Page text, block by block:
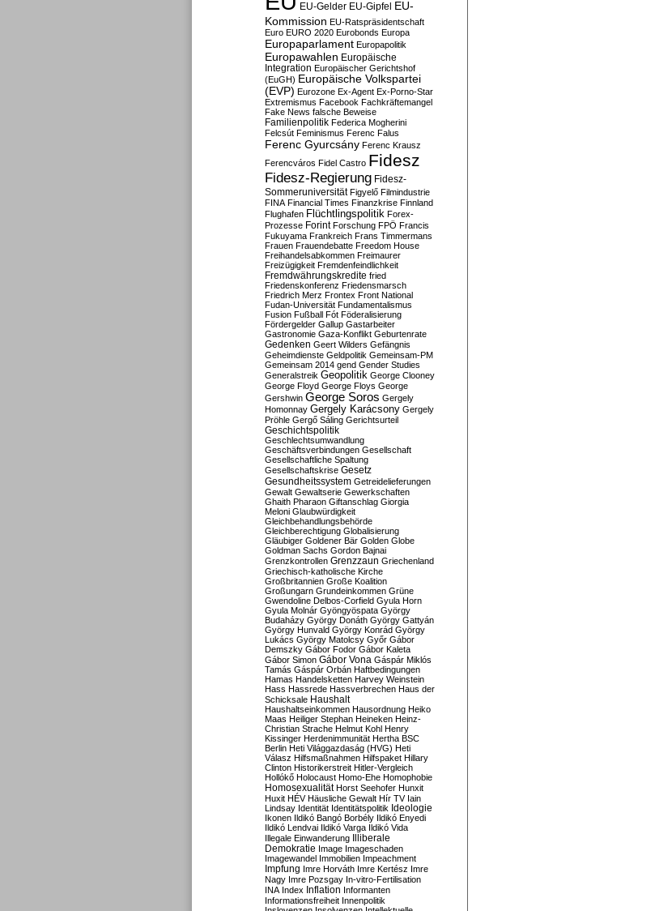
EU-Gelder EU-Gipfel EU-
Kommission EU-Ratspräsidentschaft
Euro EURO 2020 Eurobonds Europa
Europaparlament Europapolitik
Europawahlen Europäische
Integration Europäischer Gerichtshof
(EuGH) Europäische Volkspartei
(EVP) Eurozone Ex-Agent Ex-Porno-Star
Extremismus Facebook Fachkräftemangel
Fake News falsche Beweise
Familienpolitik Federica Mogherini
Felcsút Feminismus Ferenc Falus
Ferenc Gyurcsány Ferenc Krausz
Ferencváros Fidel Castro Fidesz
Fidesz-Regierung Fidesz-
Sommeruniversität Figyelő Filmindustrie
FINA Financial Times Finanzkrise Finnland
Flughafen Flüchtlingspolitik Forex-
Prozesse Forint Forschung FPÖ Francis
Fukuyama Frankreich Frans Timmermans
Frauen Frauendebatte Freedom House
Freihandelsabkommen Freimaurer
Freizügigkeit Fremdenfeindlichkeit
Fremdwährungskredite fried
Friedenskonferenz Friedensmarsch
Friedrich Merz Frontex Front National
Fudan-Universität Fundamentalismus
Fusion Fußball Fót Föderalisierung
Fördergelder Gallup Gastarbeiter
Gastronomie Gaza-Konflikt Geburtenrate
Gedenken Geert Wilders Gefängnis
Geheimdienste Geldpolitik Gemeinsam-PM
Gemeinsam 2014 gend Gender Studies
Generalstreik Geopolitik George Clooney
George Floyd George Floys George
Gershwin George Soros Gergely
Homonnay Gergely Karácsony Gergely
Pröhle Gergő Sáling Gerichtsurteil
Geschichtspolitik
Geschlechtsumwandlung
Geschäftsverbindungen Gesellschaft
Gesellschaftliche Spaltung
Gesellschaftskrise Gesetz
Gesundheitssystem Getreidelieferungen
Gewalt Gewaltserie Gewerkschaften
Ghaith Pharaon Giftanschlag Giorgia
Meloni Glaubwürdigkeit
Gleichbehandlungsbehörde
Gleichberechtigung Globalisierung
Gläubiger Goldener Bär Golden Globe
Goldman Sachs Gordon Bajnai
Grenzkontrollen Grenzzaun Griechenland
Griechisch-katholische Kirche
Großbritannien Große Koalition
Großungarn Grundeinkommen Grüne
Gwendoline Delbos-Corfield Gyula Horn
Gyula Molnár Gyöngyöspata György
Budaházy György Donáth György Gattyán
György Hunvald György Konrád György
Lukács György Matolcsy Győr Gábor
Demszky Gábor Fodor Gábor Kaleta
Gábor Simon Gábor Vona Gáspár Miklós
Tamás Gáspár Orbán Haftbedingungen
Hamas Handelsketten Harvey Weinstein
Hass Hassrede Hassverbrechen Haus der
Schicksale Haushalt
Haushaltseinkommen Hausordnung Heiko
Maas Heiliger Stephan Heineken Heinz-
Christian Strache Helmut Kohl Henry
Kissinger Herdenimmunität Hertha BSC
Berlin Heti Világgazdaság (HVG) Heti
Válasz Hilfsmaßnahmen Hilfspaket Hillary
Clinton Historikerstreit Hitler-Vergleich
Hollókő Holocaust Homo-Ehe Homophobie
Homosexualität Horst Seehofer Hunxit
Huxit HÉV Häusliche Gewalt Hír TV Iain
Lindsay Identität Identitätspolitik Ideologie
Ikonen Ildikó Bangó Borbély Ildikó Enyedi
Ildikó Lendvai Ildikó Varga Ildikó Vida
Illegale Einwanderung Illiberale
Demokratie Image Imageschaden
Imagewandel Immobilien Impeachment
Impfung Imre Horváth Imre Kertész Imre
Nagy Imre Pozsgay In-vitro-Fertilisation
INA Index Inflation Informanten
Informationsfreiheit Innenpolitik